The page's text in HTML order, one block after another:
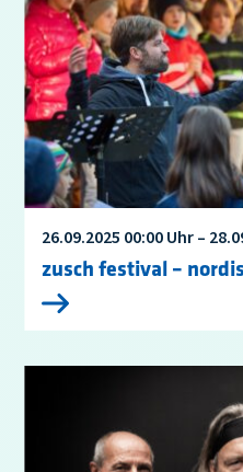
26.09.2025 00:00 Uhr –
zusch festival –